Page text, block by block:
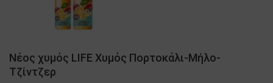
Νέος χυμός LIFE Χυμός Πορτοκάλι-Μήλο-
Τζίντζερ